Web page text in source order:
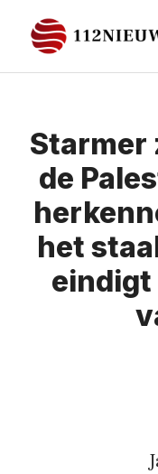
naar
de
Starmer
de
het
eindigt